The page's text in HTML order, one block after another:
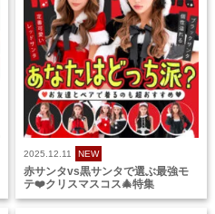
2025.12.11 NEW
赤サンタvs黒サンタで選ぶ最強モ
テ❤️クリスマスコス🎄特集